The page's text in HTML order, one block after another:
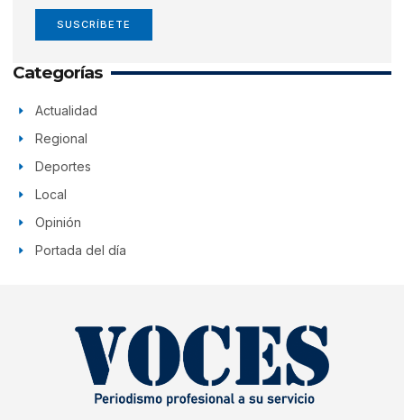
SUSCRÍBETE
Categorías
Actualidad
Regional
Deportes
Local
Opinión
Portada del día